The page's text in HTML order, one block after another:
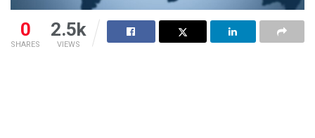
0
SHARES
2.5k
VIEWS